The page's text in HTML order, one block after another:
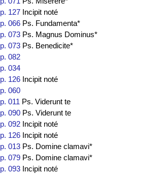
p. 127Incipit noté
p. 066Ps. Fundamenta*
p. 073Ps. Magnus Dominus*
p. 073Ps. Benedicite*
p. 082
p. 034
p. 126Incipit noté
p. 060
p. 011Ps. Viderunt te
p. 090Ps. Viderunt te
p. 092Incipit noté
p. 126Incipit noté
p. 013Ps. Domine clamavi*
p. 079Ps. Domine clamavi*
p. 093Incipit noté